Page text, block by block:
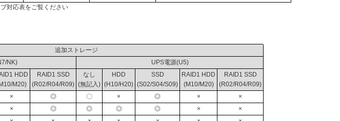
対応表をご覧ください
追加ストレージ
NK)
UPS電源(U5)
HDD
M20)
RAID1 SSD
(R02/R04/R09)
なし
(無記入)
HDD
(H10/H20)
SSD
(S02/S04/S09)
RAID1 HDD
(M10/M20)
RAID1 SSD
(R02/R04/R09)
× ◎ 〇 × ◎ ×
×
× ◎ ◎ ◎ ◎ ×
×